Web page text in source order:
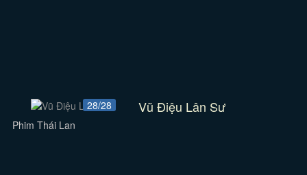
28/28 Vũ Điệu Lân Sư
Phim Thái Lan